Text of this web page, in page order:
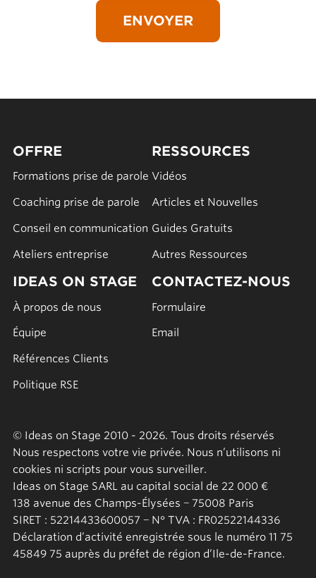
OFFRE
Formations prise de parole
Coaching prise de parole
Conseil en communication
Ateliers entreprise
RESSOURCES
Vidéos
Articles et Nouvelles
Guides Gratuits
Autres Ressources
IDEAS ON STAGE
À propos de nous
Équipe
Références Clients
Politique RSE
CONTACTEZ-NOUS
Formulaire
Email
© Ideas on Stage 2010 - 2026. Tous droits réservés
Nous respectons votre vie privée. Nous n’utilisons ni
cookies ni scripts pour vous surveiller.
Ideas on Stage SARL au capital social de 22 000 €
138 avenue des Champs-Élysées − 75008 Paris
SIRET : 52214433600057 − N° TVA : FR02522144336
Déclaration d’activité enregistrée sous le numéro 11 75
45849 75 auprès du préfet de région d’Ile-de-France.